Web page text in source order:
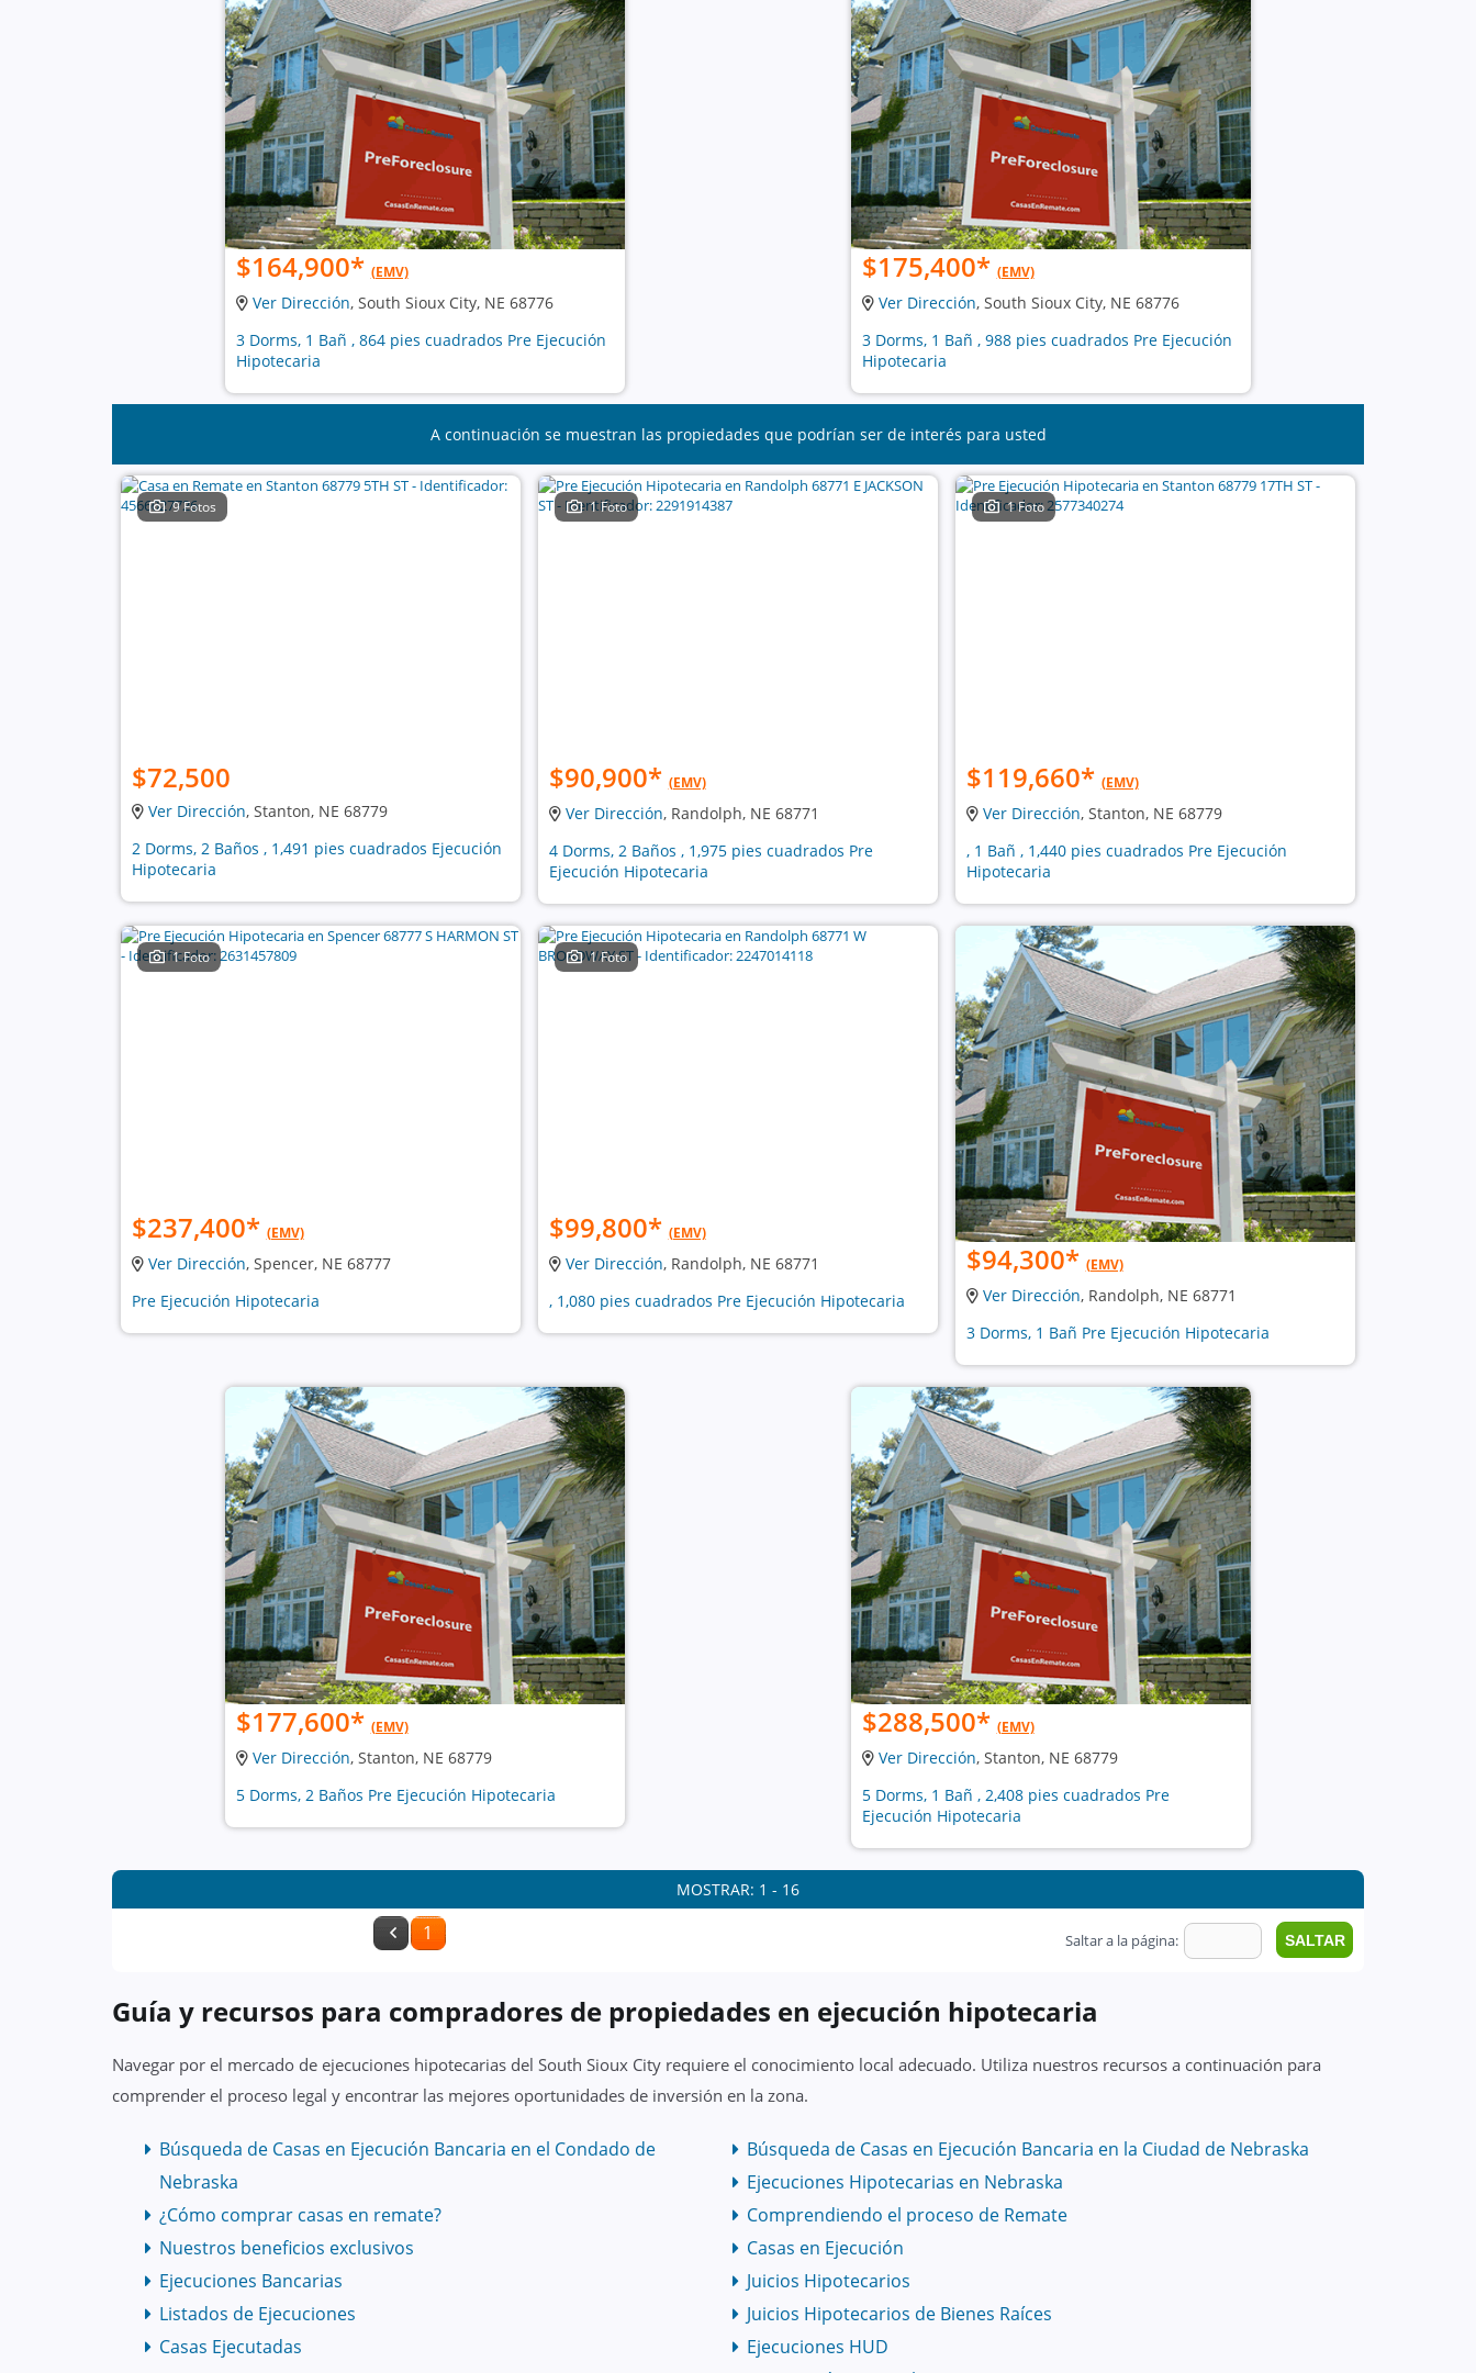
$164,900* (EMV)
Ver Dirección, South Sioux City, NE 68776
3 Dorms, 1 Bañ , 864 pies cuadrados Pre Ejecución
Hipotecaria
$175,400* (EMV)
Ver Dirección, South Sioux City, NE 68776
3 Dorms, 1 Bañ , 988 pies cuadrados Pre Ejecución
Hipotecaria
A continuación se muestran las propiedades que podrían ser de interés para usted
9 Fotos
$72,500
Ver Dirección, Stanton, NE 68779
2 Dorms, 2 Baños , 1,491 pies cuadrados Ejecución
Hipotecaria
1 Foto
$90,900* (EMV)
Ver Dirección, Randolph, NE 68771
4 Dorms, 2 Baños , 1,975 pies cuadrados Pre
Ejecución Hipotecaria
1 Foto
$119,660* (EMV)
Ver Dirección, Stanton, NE 68779
, 1 Bañ , 1,440 pies cuadrados Pre Ejecución
Hipotecaria
1 Foto
$237,400* (EMV)
Ver Dirección, Spencer, NE 68777
Pre Ejecución Hipotecaria
1 Foto
$99,800* (EMV)
Ver Dirección, Randolph, NE 68771
, 1,080 pies cuadrados Pre Ejecución Hipotecaria
$94,300* (EMV)
Ver Dirección, Randolph, NE 68771
3 Dorms, 1 Bañ Pre Ejecución Hipotecaria
$177,600* (EMV)
Ver Dirección, Stanton, NE 68779
5 Dorms, 2 Baños Pre Ejecución Hipotecaria
$288,500* (EMV)
Ver Dirección, Stanton, NE 68779
5 Dorms, 1 Bañ , 2,408 pies cuadrados Pre
Ejecución Hipotecaria
MOSTRAR: 1 - 16
Saltar a la página:
1
Guía y recursos para compradores de propiedades en ejecución hipotecaria
Navegar por el mercado de ejecuciones hipotecarias del South Sioux City requiere el conocimiento local adecuado. Utiliza nuestros recursos a continuación para
comprender el proceso legal y encontrar las mejores oportunidades de inversión en la zona.
Búsqueda de Casas en Ejecución Bancaria en el Condado de
Nebraska
Búsqueda de Casas en Ejecución Bancaria en la Ciudad de Nebraska
Ejecuciones Hipotecarias en Nebraska
¿Cómo comprar casas en remate?
Comprendiendo el proceso de Remate
Nuestros beneficios exclusivos
Casas en Ejecución
Ejecuciones Bancarias
Juicios Hipotecarios
Listados de Ejecuciones
Juicios Hipotecarios de Bienes Raíces
Casas Ejecutadas
Ejecuciones HUD